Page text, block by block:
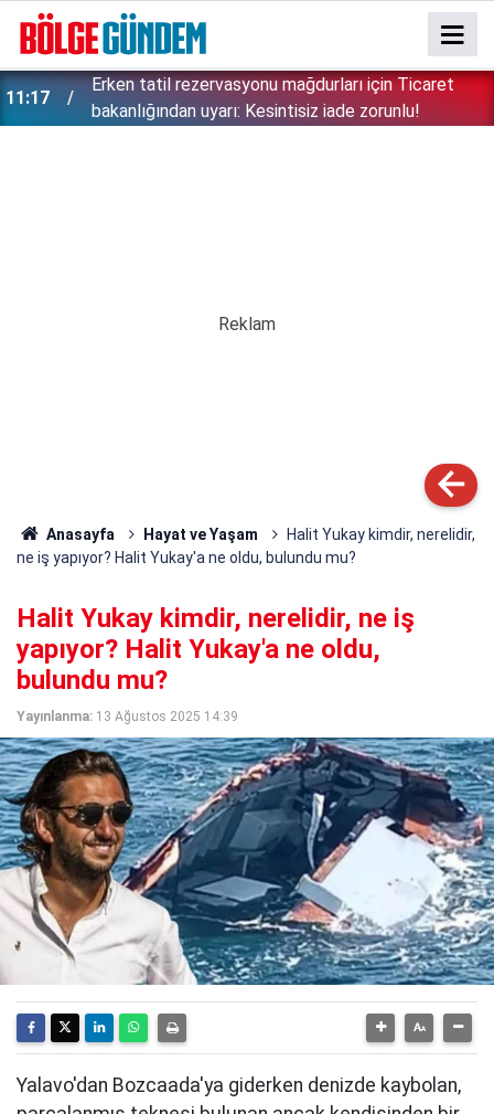
10:38
Lübnan Cumhurbaşkanı Joseph Avn Erdoğan'ı öve
öve bitiremedi: Dev projeye dahil oluyorlar
Anasayfa Hayat ve Yaşam
Halit Yukay kimdir, nerelidir,
ne iş yapıyor? Halit Yukay'a ne oldu, bulundu mu?
Halit Yukay kimdir, nerelidir, ne iş
yapıyor? Halit Yukay'a ne oldu,
bulundu mu?
Yayınlanma: 13 Ağustos 2025 14:39
Yalavo'dan Bozcaada'ya giderken denizde kaybolan,